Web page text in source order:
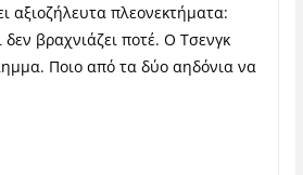
αξιοζήλευτα πλεονεκτήματα:
δεν βραχνιάζει ποτέ. Ο Τσενγκ
Ποιο από τα δύο αηδόνια να